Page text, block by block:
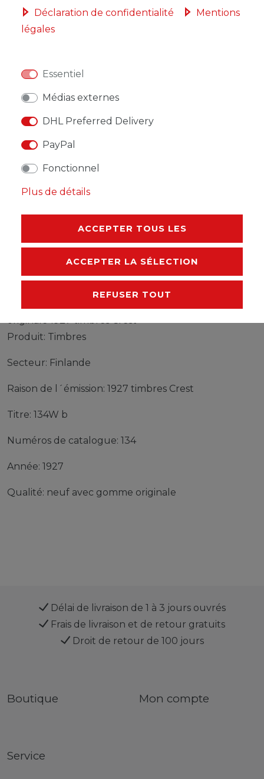
DESCRIPTION
AUTRES DÉTAILS
RESPONSABLE DE L'UE
Produit: Timbres
Secteur: Finlande
Raison de l´émission: 1927 timbres Crest
Titre: 134W b
Numéros de catalogue: 134
Année: 1927
Qualité: neuf avec gomme originale
Délai de livraison de 1 à 3 jours ouvrés
Frais de livraison et de retour gratuits
Droit de retour de 100 jours
Boutique Mon compte
Service
Déclaration de confidentialité
Mentions
légales
Essentiel
Médias externes
DHL Preferred Delivery
PayPal
Fonctionnel
Plus de détails
ACCEPTER TOUS LES
ACCEPTER LA SÉLECTION
REFUSER TOUT